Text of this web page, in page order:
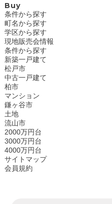
Buy
条件から探す
町名から探す
学区から探す
現地販売会情報
条件から探す
新築一戸建て
松戸市
中古一戸建て
柏市
マンション
鎌ヶ谷市
土地
流山市
2000万円台
3000万円台
4000万円台
サイトマップ
会員規約